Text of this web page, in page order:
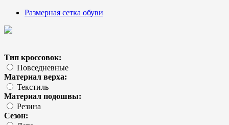
Размерная сетка обуви
Тип кроссовок:
Повседневные
Материал верха:
Текстиль
Материал подошвы:
Резина
Сезон: